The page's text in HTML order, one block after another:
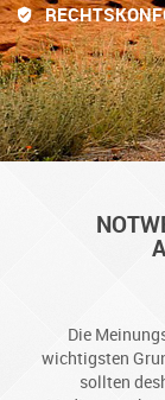
Die
wichtigsten
sollten